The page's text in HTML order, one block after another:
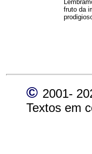
fruto da
© 2001-
Textos em